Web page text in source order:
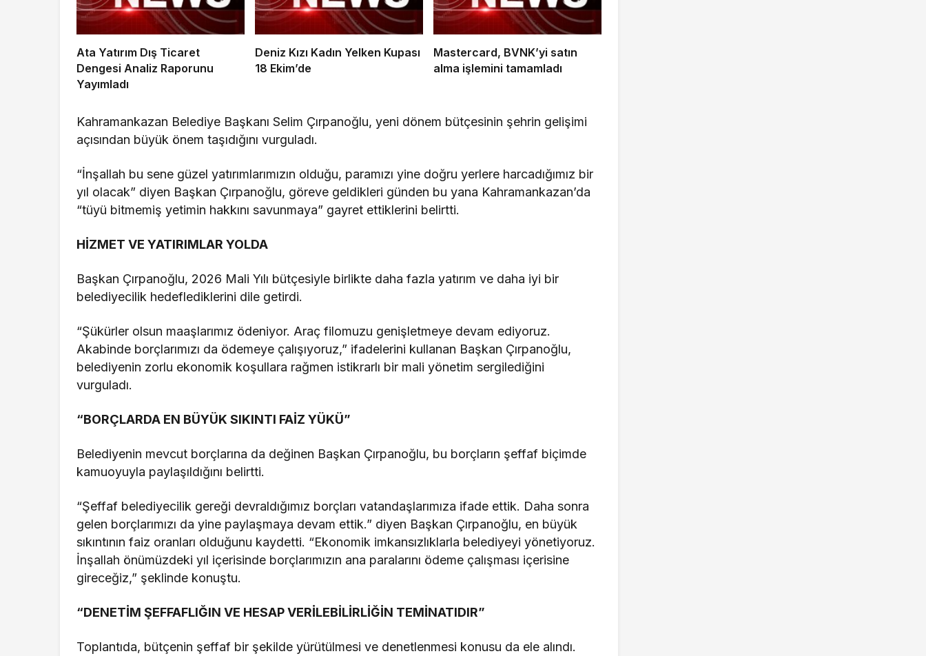
Ata Yatırım Dış Ticaret
Dengesi Analiz Raporunu
Yayımladı
Deniz Kızı Kadın Yelken Kupası
18 Ekim’de
Mastercard, BVNK’yi satın
alma işlemini tamamladı
Kahramankazan Belediye Başkanı Selim Çırpanoğlu, yeni dönem bütçesinin şehrin gelişimi
açısından büyük önem taşıdığını vurguladı.
“İnşallah bu sene güzel yatırımlarımızın olduğu, paramızı yine doğru yerlere harcadığımız bir
yıl olacak” diyen Başkan Çırpanoğlu, göreve geldikleri günden bu yana Kahramankazan’da
“tüyü bitmemiş yetimin hakkını savunmaya” gayret ettiklerini belirtti.
HİZMET VE YATIRIMLAR YOLDA
Başkan Çırpanoğlu, 2026 Mali Yılı bütçesiyle birlikte daha fazla yatırım ve daha iyi bir
belediyecilik hedeflediklerini dile getirdi.
“Şükürler olsun maaşlarımız ödeniyor. Araç filomuzu genişletmeye devam ediyoruz.
Akabinde borçlarımızı da ödemeye çalışıyoruz,” ifadelerini kullanan Başkan Çırpanoğlu,
belediyenin zorlu ekonomik koşullara rağmen istikrarlı bir mali yönetim sergilediğini
vurguladı.
“BORÇLARDA EN BÜYÜK SIKINTI FAİZ YÜKÜ”
Belediyenin mevcut borçlarına da değinen Başkan Çırpanoğlu, bu borçların şeffaf biçimde
kamuoyuyla paylaşıldığını belirtti.
“Şeffaf belediyecilik gereği devraldığımız borçları vatandaşlarımıza ifade ettik. Daha sonra
gelen borçlarımızı da yine paylaşmaya devam ettik.” diyen Başkan Çırpanoğlu, en büyük
sıkıntının faiz oranları olduğunu kaydetti. “Ekonomik imkansızlıklarla belediyeyi yönetiyoruz.
İnşallah önümüzdeki yıl içerisinde borçlarımızın ana paralarını ödeme çalışması içerisine
gireceğiz,” şeklinde konuştu.
“DENETİM ŞEFFAFLIĞIN VE HESAP VERİLEBİLİRLİĞİN TEMİNATIDIR”
Toplantıda, bütçenin şeffaf bir şekilde yürütülmesi ve denetlenmesi konusu da ele alındı.